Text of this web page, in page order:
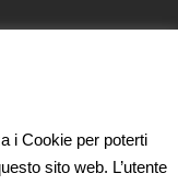
i Cookie per poterti
sito web. L’utente